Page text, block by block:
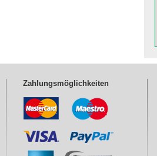
Zahlungsmöglichkeiten